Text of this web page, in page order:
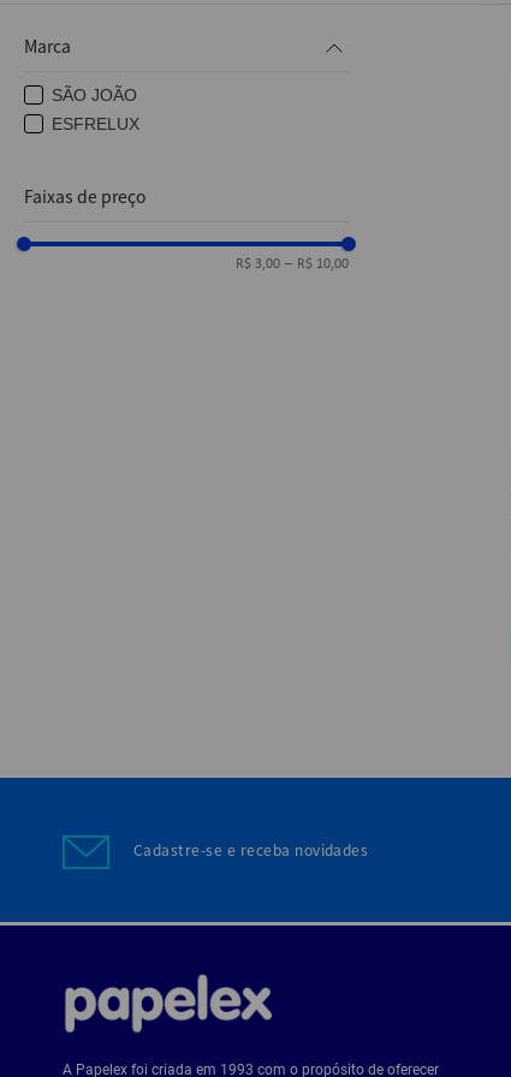
Marca
SÃO JOÃO
ESFRELUX
Faixas de preço
R$ 3,00 – R$ 10,00
Cadastre-se e receba novidades
A Papelex foi criada em 1993 com o propósito de oferecer